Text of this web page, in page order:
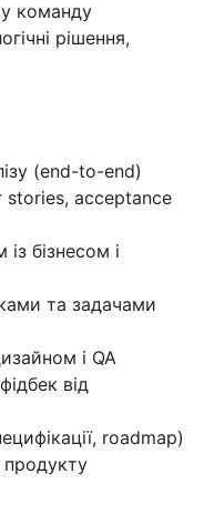
команду
рішення,
(end-to-end)
stories, acceptance
бізнесом і
та задачами
і QA
від
roadmap)
продукту